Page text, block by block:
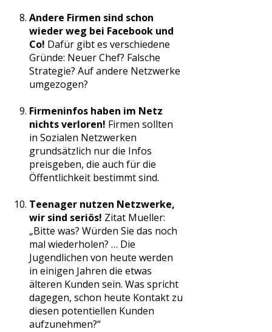
Andere Firmen sind schon
wieder weg bei Facebook und
Co! Dafür gibt es verschiedene
Gründe: Neuer Chef? Falsche
Strategie? Auf andere Netzwerke
umgezogen?
Firmeninfos haben im Netz
nichts verloren! Firmen sollten
in Sozialen Netzwerken
grundsätzlich nur die Infos
preisgeben, die auch für die
Öffentlichkeit bestimmt sind.
Teenager nutzen Netzwerke,
wir sind seriös! Zitat Mueller:
„Bitte was? Würden Sie das noch
mal wiederholen? … Die
Jugendlichen von heute werden
in einigen Jahren die etwas
älteren Kunden sein. Was spricht
dagegen, schon heute Kontakt zu
diesen potentiellen Kunden
aufzunehmen?“